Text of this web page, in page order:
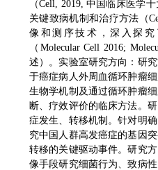
（Cell, 2019, 中国临床医学
关键致病机制和治疗方法（
像和测序技术，深入探
（Molecular Cell 2016;
述）。实验室研究方向：研
于癌症病人外周血循环肿瘤
生物学机制及通过循环肿瘤
断、疗效评价的临床方法。
症发生、转移机制。针对明
究中国人群高发癌症的基因
转移的关键驱动事件。研究
像手段研究细菌行为、致病